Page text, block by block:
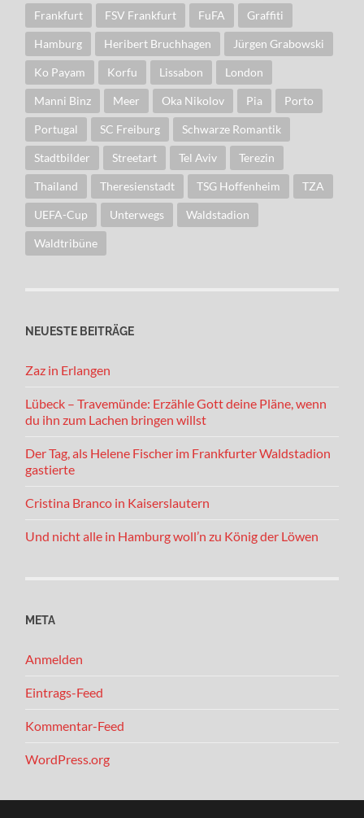
Frankfurt FSV Frankfurt FuFA Graffiti
Hamburg Heribert Bruchhagen Jürgen Grabowski
Ko Payam Korfu Lissabon London
Manni Binz Meer Oka Nikolov Pia Porto
Portugal SC Freiburg Schwarze Romantik
Stadtbilder Streetart Tel Aviv Terezin
Thailand Theresienstadt TSG Hoffenheim TZA
UEFA-Cup Unterwegs Waldstadion
Waldtribüne
NEUESTE BEITRÄGE
Zaz in Erlangen
Lübeck – Travemünde: Erzähle Gott deine Pläne, wenn
du ihn zum Lachen bringen willst
Der Tag, als Helene Fischer im Frankfurter Waldstadion
gastierte
Cristina Branco in Kaiserslautern
Und nicht alle in Hamburg woll’n zu König der Löwen
META
Anmelden
Eintrags-Feed
Kommentar-Feed
WordPress.org